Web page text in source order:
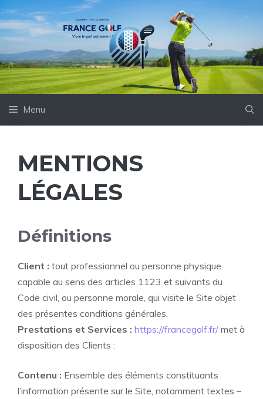
Aller
au
contenu
Menu
MENTIONS
LÉGALES
Définitions
Client : tout professionnel ou personne physique
capable au sens des articles 1123 et suivants du
Code civil, ou personne morale, qui visite le Site objet
des présentes conditions générales.
Prestations et Services : https://francegolf.fr/ met à
disposition des Clients :
Contenu : Ensemble des éléments constituants
l’information présente sur le Site, notamment textes –